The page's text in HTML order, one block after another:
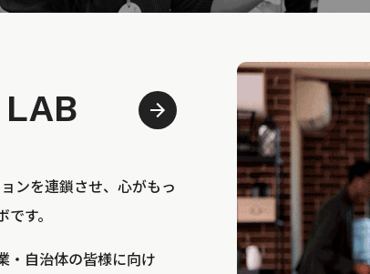
ンを連鎖させ、心がもっ
す。
・自治体の皆様に向け